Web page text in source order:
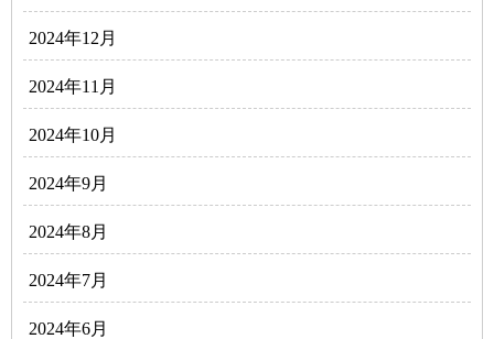
2024年12月
2024年11月
2024年10月
2024年9月
2024年8月
2024年7月
2024年6月